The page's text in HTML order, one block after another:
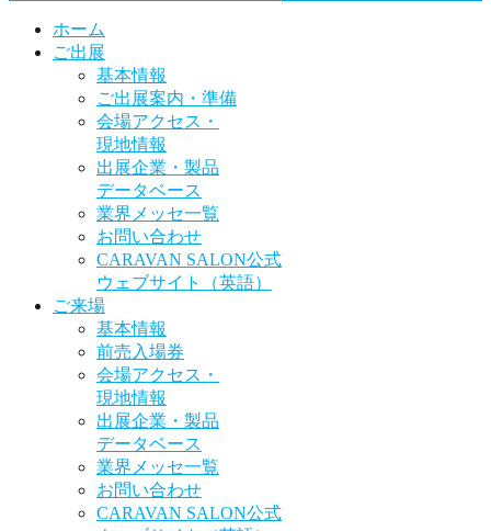
ホーム
ご出展
基本情報
ご出展案内・準備
会場アクセス・
現地情報
出展企業・製品
データベース
業界メッセ一覧
お問い合わせ
CARAVAN SALON公式
ウェブサイト（英語）
ご来場
基本情報
前売入場券
会場アクセス・
現地情報
出展企業・製品
データベース
業界メッセ一覧
お問い合わせ
CARAVAN SALON公式